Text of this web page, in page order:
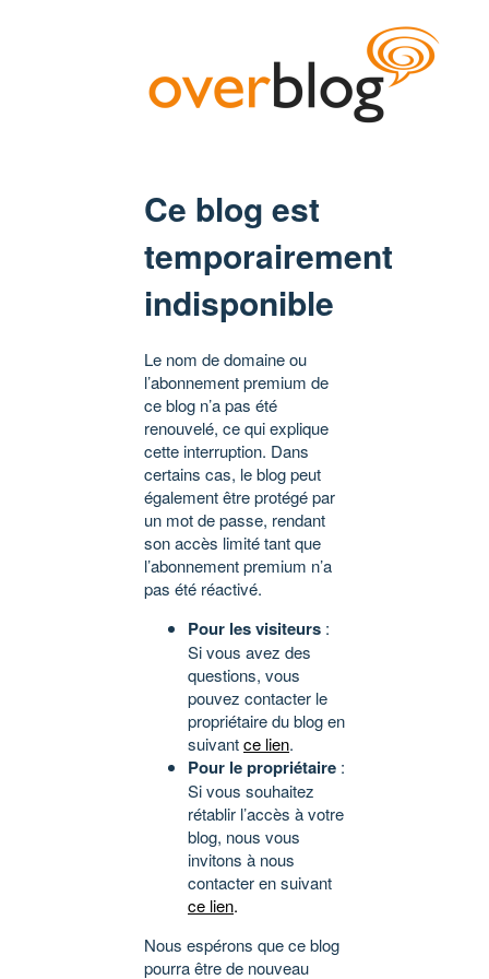
Ce blog est
temporairement
indisponible
Le nom de domaine ou
l’abonnement premium de
ce blog n’a pas été
renouvelé, ce qui explique
cette interruption. Dans
certains cas, le blog peut
également être protégé par
un mot de passe, rendant
son accès limité tant que
l’abonnement premium n’a
pas été réactivé.
Pour les visiteurs :
Si vous avez des
questions, vous
pouvez contacter le
propriétaire du blog en
suivantce lien.
Pour le propriétaire :
Si vous souhaitez
rétablir l’accès à votre
blog, nous vous
invitons à nous
contacter en suivant
ce lien.
Nous espérons que ce blog
pourra être de nouveau